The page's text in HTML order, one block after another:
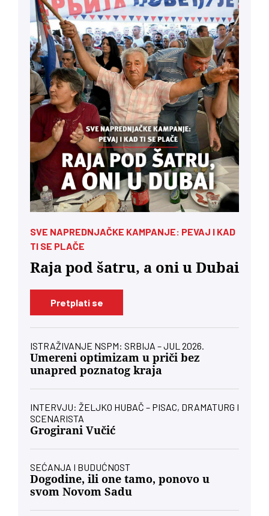
SVE NAPREDNJAČKE KAMPANJE: PEVAJ I KAD
TI SE PLAČE
Raja pod šatru, a oni u Dubai
Pretplati se
ISTRAŽIVANJE NSPM: SRBIJA – JUL 2026.
Umereni optimizam u priči bez
unapred poznatog kraja
INTERVJU: ŽELJKO HUBAČ – PISAC, DRAMATURG I
SCENARISTA
Grogirani Vučić
SEĆANJA I BUDUĆNOST
Dogodine, ili one tamo, ponovo u
svom Novom Sadu